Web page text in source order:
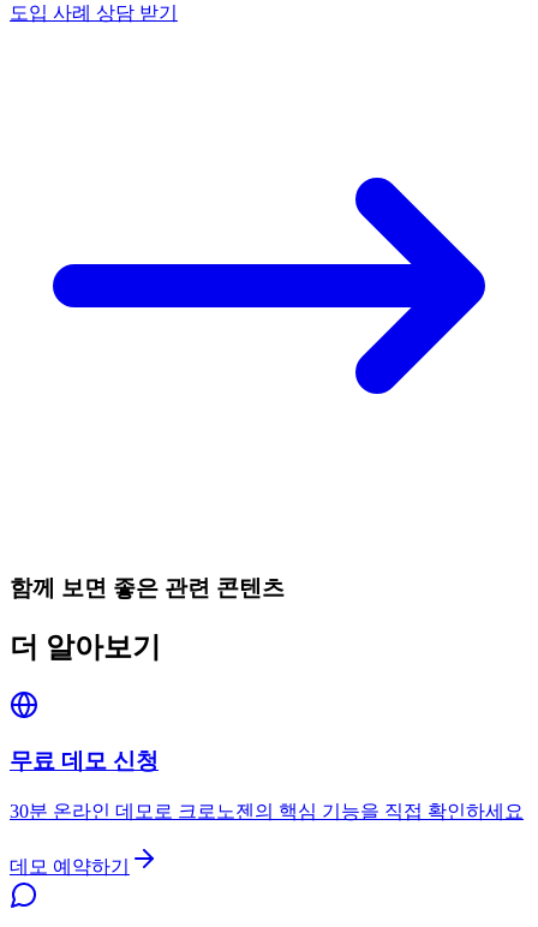
도입 사례 상담 받기
함께 보면 좋은 관련 콘텐츠
더 알아보기
무료 데모 신청
30분 온라인 데모로 크로노젠의 핵심 기능을 직접 확인하세요
데모 예약하기